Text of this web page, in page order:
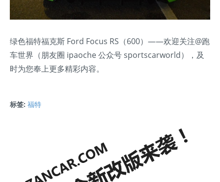
绿色福特福克斯 Ford Focus RS（600）——欢迎关注@跑
车世界（朋友圈 ipaoche 公众号 sportscarworld），及
时为您奉上更多精彩内容。
标签: 福特